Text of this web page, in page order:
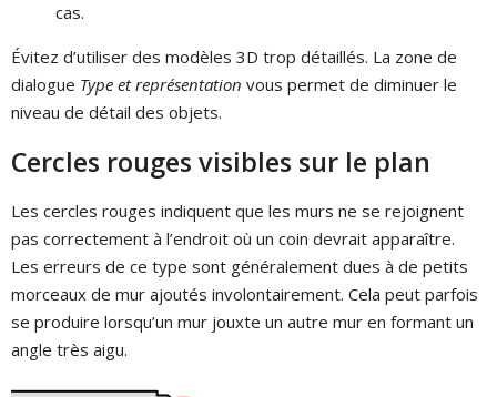
cas.
Évitez d’utiliser des modèles 3D trop détaillés. La zone de
dialogue Type et représentation vous permet de diminuer le
niveau de détail des objets.
Cercles rouges visibles sur le plan
Les cercles rouges indiquent que les murs ne se rejoignent
pas correctement à l’endroit où un coin devrait apparaître.
Les erreurs de ce type sont généralement dues à de petits
morceaux de mur ajoutés involontairement. Cela peut parfois
se produire lorsqu’un mur jouxte un autre mur en formant un
angle très aigu.